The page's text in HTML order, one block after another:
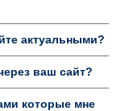
актуальными?
ваш сайт?
которые мне